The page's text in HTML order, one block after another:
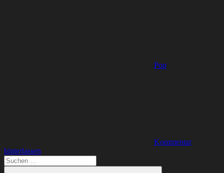
Pop
Kommentar
hinterlassen
Suchen
nach: